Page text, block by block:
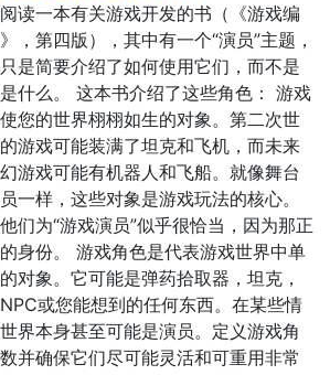
读一本有关游戏开发的书（《游戏编
，第四版），其中有一个“演员”主题，
是简要介绍了如何使用它们，而不是
什么。 这本书介绍了这些角色： 游戏
您的世界栩栩如生的对象。第二次世
游戏可能装满了坦克和飞机，而未来
游戏可能有机器人和飞船。就像舞台
员一样，这些对象是游戏玩法的核心。
们为“游戏演员”似乎很恰当，因为那正
身份。 游戏角色是代表游戏世界中单
对象。它可能是弹药拾取器，坦克，
或您能想到的任何东西。在某些情
界本身甚至可能是演员。定义游戏角
并确保它们尽可能灵活和可重用非常